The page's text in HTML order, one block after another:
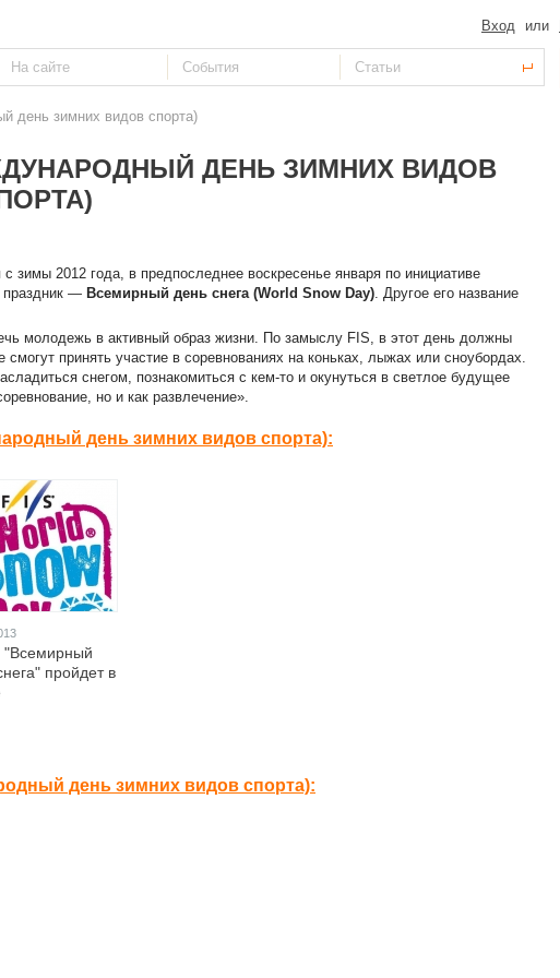
Вход или
день зимних видов спорта)
ДЕНЬ ЗИМНИХ ВИДОВ
2012 года, в предпоследнее воскресенье января по инициативе
праздник — Всемирный день снега (World Snow Day). Другое его название
молодежь в активный образ жизни. По замыслу FIS, в этот день должны
принять участие в соревнованиях на коньках, лыжах или сноубордах.
снегом, познакомиться с кем-то и окунуться в светлое будущее
но и как развлечение».
день зимних видов спорта):
"Всемирный
пройдет в
день зимних видов спорта):